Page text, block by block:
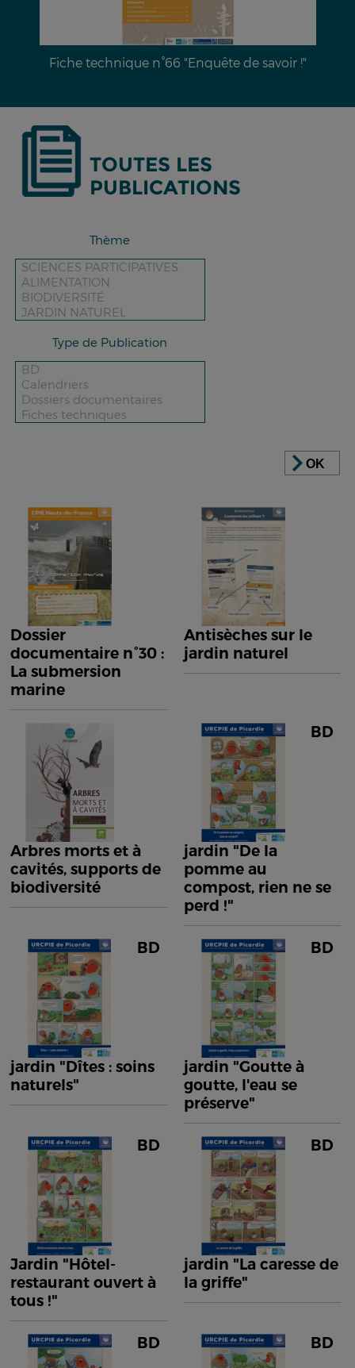
Dossier documentaire n°28 : L’érosion hydrique
TOUTES LES
PUBLICATIONS
Thème
Type de Publication
OK
Dossier
documentaire n°30 :
La submersion
marine
Antisèches sur le
jardin naturel
Arbres morts et à
cavités, supports de
biodiversité
BD
jardin "De la
pomme au
compost, rien ne se
perd !"
BD
jardin "Dîtes : soins
naturels"
BD
jardin "Goutte à
goutte, l'eau se
préserve"
BD
Jardin "Hôtel-
restaurant ouvert à
tous !"
BD
jardin "La caresse de
la griffe"
BD BD